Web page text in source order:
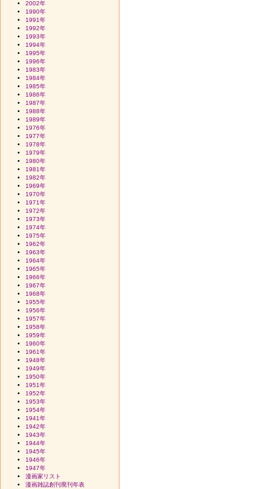
2002年
1990年
1991年
1992年
1993年
1994年
1995年
1996年
1983年
1984年
1985年
1986年
1987年
1988年
1989年
1976年
1977年
1978年
1979年
1980年
1981年
1982年
1969年
1970年
1971年
1972年
1973年
1974年
1975年
1962年
1963年
1964年
1965年
1966年
1967年
1968年
1955年
1956年
1957年
1958年
1959年
1960年
1961年
1948年
1949年
1950年
1951年
1952年
1953年
1954年
1941年
1942年
1943年
1944年
1945年
1946年
1947年
漫画家リスト
漫画雑誌創刊廃刊年表